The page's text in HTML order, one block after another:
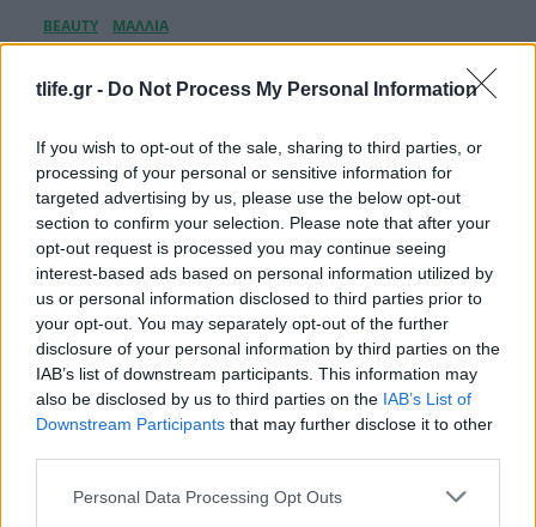
tlife.gr - Do Not Process My Personal Information
If you wish to opt-out of the sale, sharing to third parties, or
processing of your personal or sensitive information for
targeted advertising by us, please use the below opt-out
section to confirm your selection. Please note that after your
opt-out request is processed you may continue seeing
interest-based ads based on personal information utilized by
us or personal information disclosed to third parties prior to
your opt-out. You may separately opt-out of the further
disclosure of your personal information by third parties on the
IAB’s list of downstream participants. This information may
also be disclosed by us to third parties on the IAB’s List of
Downstream Participants that may further disclose it to other
Please note that this website/app uses one or more Google
Personal Data Processing Opt Outs
μαλλιά της και υιοθέτησε ένα micro bob για
06.08.2026